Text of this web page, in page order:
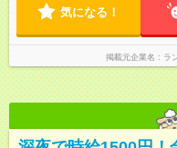
気になる！
掲載元企業名 ラ